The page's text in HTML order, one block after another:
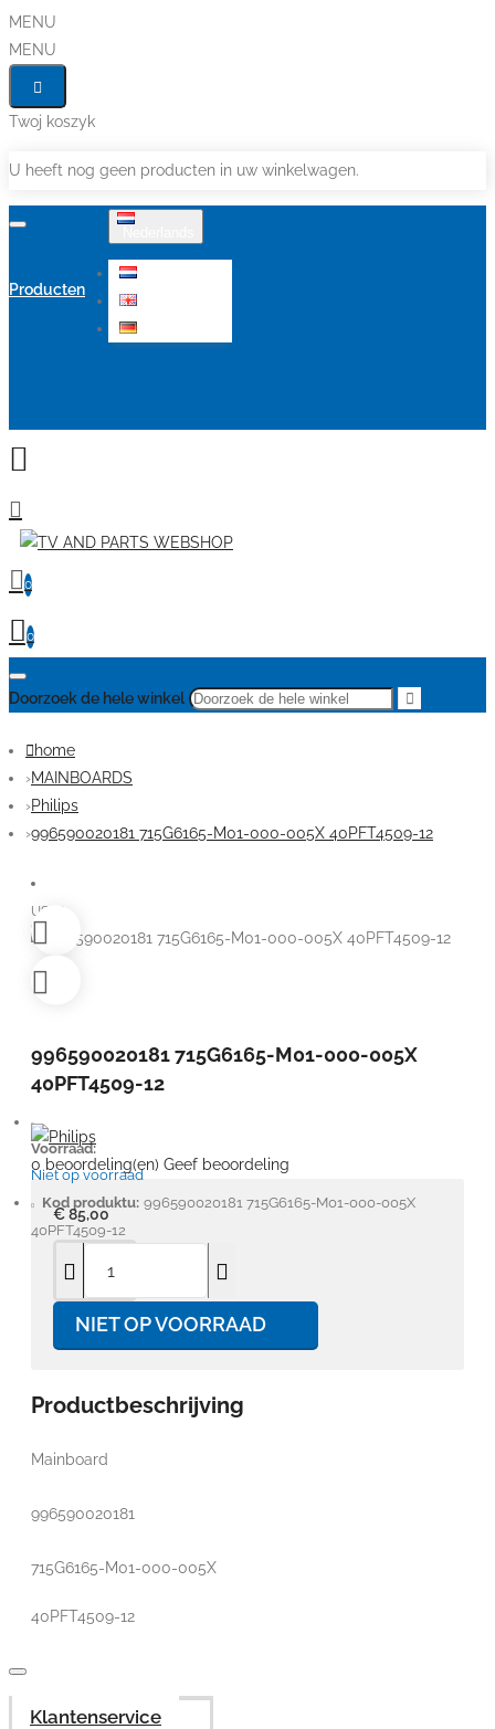
MENU
MENU
Twoj koszyk
U heeft nog geen producten in uw winkelwagen.
Producten
0
0
Doorzoek de hele winkel
home
MAINBOARDS
Philips
996590020181 715G6165-M01-000-005X 40PFT4509-12
USED
996590020181 715G6165-M01-000-005X
40PFT4509-12
Voorraad:
Niet op voorraad
Kod produktu: 996590020181 715G6165-M01-000-005X
40PFT4509-12
0 beoordeling(en) Geef beoordeling
€ 85,00
NIET OP VOORRAAD
Productbeschrijving
Mainboard
996590020181
715G6165-M01-000-005X
40PFT4509-12
Klantenservice